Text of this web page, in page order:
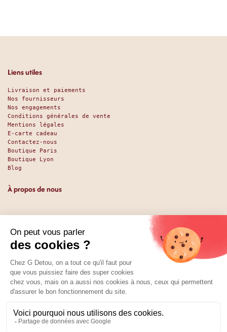
Prix :
Liens utiles
Livraison et paiements
Nos fournisseurs
Nos engagements
Conditions générales de vente
Mentions légales
E-carte cadeau
Contactez-nous
Boutique Paris
Boutique Lyon
Blog
À propos de nous
Depuis 1951, nous accueillons les gourmands et les gourmets
en leur promettant des produits de qualité au meilleur
prix. Que vous soyez des pros ou des particuliers, que vous
cherchiez du sucré ou du salé, nous avons sans doute ce
qu’il vous faut. Et même des choses que vous ne soupçonniez
pas. La boutique existe depuis 1951, la vente en ligne
depuis 2025.
01 89 70 34 50